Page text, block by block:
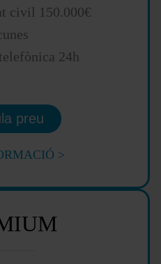
civil 150.000€
24h
preu
>